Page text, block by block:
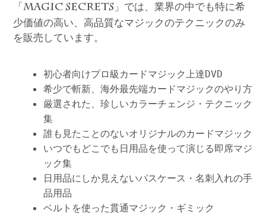
「 MAGIC SECRETS 」では、業界の中でも特に希
少価値の高い、高品質なマジックのテクニックのみ
を販売しています。
初心者向けプロ級カードマジック上達DVD
希少で斬新、海外最先端カードマジックのやり方
厳選された、珍しいカラーチェンジ・テクニック
集
誰も見たことのないオリジナルのカードマジック
いつでもどこでも日用品を使って演じる即席マジ
ック集
日用品にしか見えないパスケース・名刺入れの手
品用品
ベルトを使った貫通マジック・ギミック